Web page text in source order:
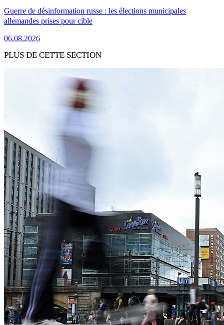
Guerre de désinformation russe : les élections municipales
allemandes prises pour cible
06.08.2026
PLUS DE CETTE SECTION